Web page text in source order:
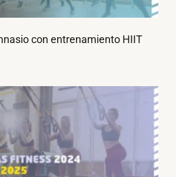
con entrenamiento HIIT